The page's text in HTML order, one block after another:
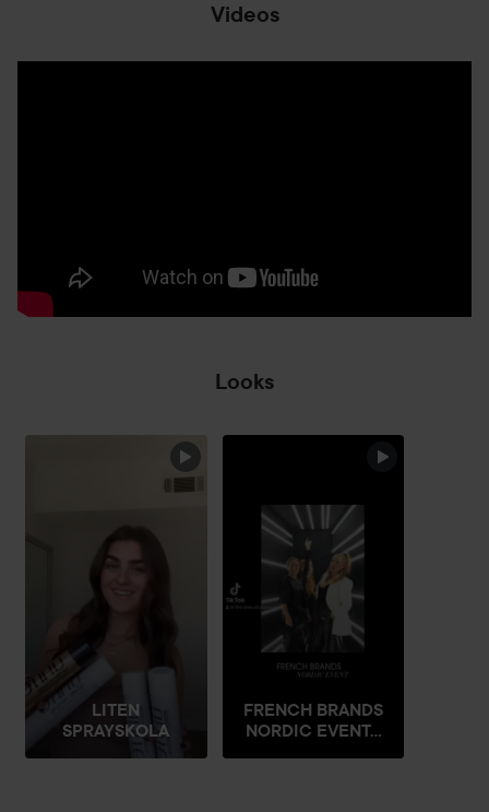
Videos
Looks
HOPPA ÖVER SEKTIONEN
LITEN
SPRAYSKOLA
FRENCH BRANDS
NORDIC EVENT...